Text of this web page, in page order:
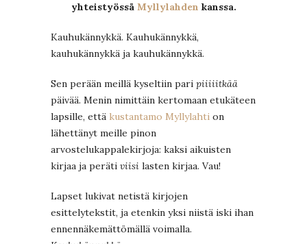
yhteistyössä Myllylahden kanssa.
Kauhukännykkä. Kauhukännykkä,
kauhukännykkä ja kauhukännykkä.
Sen perään meillä kyseltiin pari piiiiitkää
päivää. Menin nimittäin kertomaan etukäteen
lapsille, että kustantamo Myllylahti on
lähettänyt meille pinon
arvostelukappalekirjoja: kaksi aikuisten
kirjaa ja peräti viisi lasten kirjaa. Vau!
Lapset lukivat netistä kirjojen
esittelytekstit, ja etenkin yksi niistä iski ihan
ennennäkemättömällä voimalla.